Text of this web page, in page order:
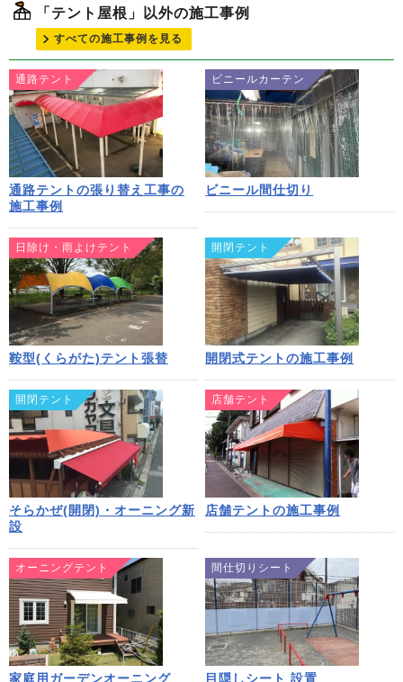
「テント屋根」以外の施工事例
すべての施工事例を見る
通路テント
通路テントの張り替え工事の
施工事例
ビニールカーテン
ビニール間仕切り
日除け・雨よけテント
鞍型(くらがた)テント張替
開閉テント
開閉式テントの施工事例
開閉テント
そらかぜ(開閉)・オーニング新
設
店舗テント
店舗テントの施工事例
オーニングテント
家庭用ガーデンオーニング
間仕切りシート
目隠しシート 設置